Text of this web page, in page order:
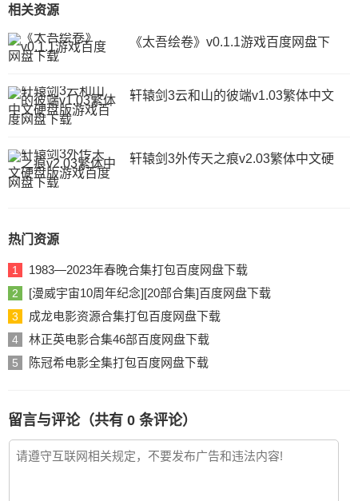
相关资源
《太吾绘卷》v0.1.1游戏百度网盘下
轩辕剑3云和山的彼端v1.03繁体中文
轩辕剑3外传天之痕v2.03繁体中文硬
热门资源
1 1983—2023年春晚合集打包百度网盘下载
2 [漫威宇宙10周年纪念][20部合集]百度网盘下载
3 成龙电影资源合集打包百度网盘下载
4 林正英电影合集46部百度网盘下载
5 陈冠希电影全集打包百度网盘下载
留言与评论（共有 0 条评论）